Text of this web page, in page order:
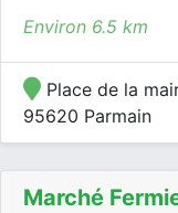
Environ 6.5 km
Place de la
95620 Parmain
Marché